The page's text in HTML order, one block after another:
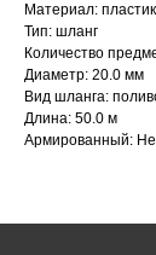
Материал: пластик
Тип: шланг
Количество
Диаметр: 20.0 мм
Вид шланга:
Длина: 50.0 м
Армированный: